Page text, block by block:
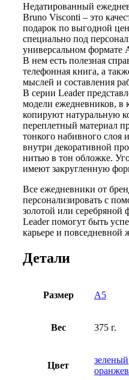
Недатированный
Bruno Visconti – это
подарок по выгодной
специально под
универсальном формате
В нем есть полезная
телефонная книга, а
мыслей и составления
В серии Leader
модели ежедневников, в
копируют натуральную
переплетный материал
тонкого набивного слоя
внутри декоративной
нитью в тон обложке.
имеют закругленную
Все ежедневники от
персонализировать с
золотой или серебряной
Leader помогут быть
карьере и повседневной
Детали
Размер A5
Вес 375 г.
Цвет
зеленый